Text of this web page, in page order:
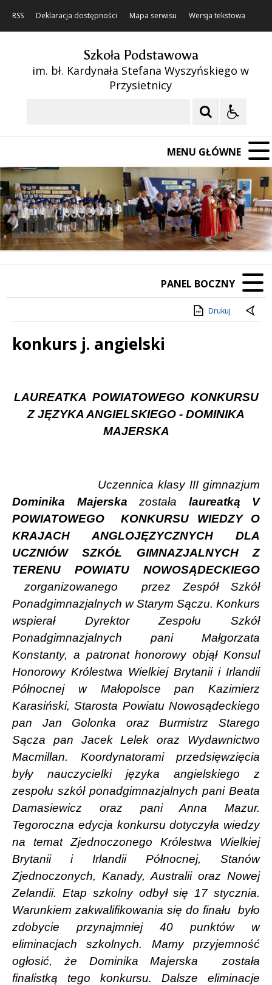
RSS Deklaracja dostępności Mapa serwisu Wersja tekstowa
Szkoła Podstawowa
im. bł. Kardynała Stefana Wyszyńskiego w
Przysietnicy
MENU GŁÓWNE
Poprzedni Element
Następny Element
❚❚
PANEL BOCZNY
Drukuj
konkurs j. angielski
LAUREATKA POWIATOWEGO KONKURSU
Z JĘZYKA ANGIELSKIEGO - DOMINIKA
MAJERSKA
Uczennica klasy III gimnazjum
Dominika Majerska została laureatką V
POWIATOWEGO
KONKURSU WIEDZY O
KRAJACH ANGLOJĘZYCZNYCH DLA
UCZNIÓW SZKÓŁ GIMNAZJALNYCH Z
TERENU POWIATU NOWOSĄDECKIEGO
zorganizowanego
przez Zespół Szkół
Ponadgimnazjalnych w Starym Sączu. Konkurs
wspierał Dyrektor Zespołu Szkół
Ponadgimnazjalnych pani Małgorzata
Konstanty, a patronat honorowy objął Konsul
Honorowy Królestwa Wielkiej Brytanii i Irlandii
Północnej w Małopolsce pan Kazimierz
Karasiński,Starosta Powiatu Nowosądeckiego
pan Jan Golonka orazBurmistrz Starego
Sącza pan Jacek Lelek oraz Wydawnictwo
Macmillan. Koordynatorami przedsięwzięcia
były nauczycielki języka
angielskiego z
zespołu szkół ponadgimnazjalnych pani Beata
Damasiewicz oraz pani Anna Mazur.
Tegoroczna edycja konkursu dotyczyła wiedzy
na temat Zjednoczonego Królestwa Wielkiej
Brytanii i Irlandii Północnej, Stanów
Zjednoczonych, Kanady, Australii oraz Nowej
Zelandii. Etap szkolny odbył się 17 stycznia.
Warunkiem zakwalifikowania się do finału
było
zdobycie przynajmniej 40 punktów w
eliminacjach szkolnych. Mamy przyjemność
ogłosić, że Dominika Majerska
została
finalistką tego konkursu. Dalsze eliminacje